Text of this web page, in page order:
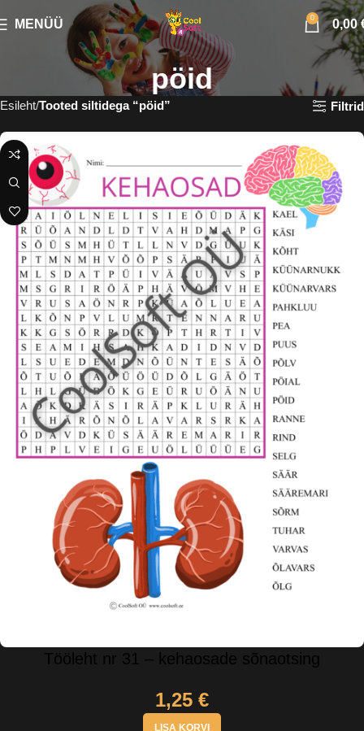
MENÜÜ 0 0,00
pöid
Esileht Tooted siltidega “pöid” Filtrid
Tööleht nr 31 – kehaosade sõnaotsing
1,25 €
LISA KORVI